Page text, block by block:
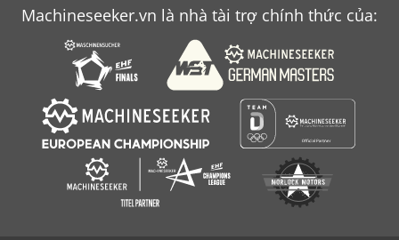
Machineseeker.vn là nhà tài trợ chính thức của: